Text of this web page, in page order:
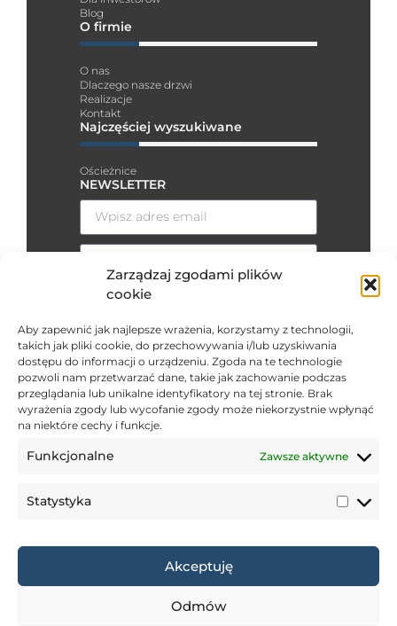
Zarządzaj zgodami plików
cookie
Aby zapewnić jak najlepsze wrażenia, korzystamy z technologii,
takich jak pliki cookie, do przechowywania i/lub uzyskiwania
dostępu do informacji o urządzeniu. Zgoda na te technologie
pozwoli nam przetwarzać dane, takie jak zachowanie podczas
przeglądania lub unikalne identyfikatory na tej stronie. Brak
wyrażenia zgody lub wycofanie zgody może niekorzystnie wpłynąć
na niektóre cechy i funkcje.
Funkcjonalne Zawsze aktywne
Statystyka
Akceptuję
Odmów
Blog
O firmie
O nas
Dlaczego nasze drzwi
Realizacje
Kontakt
Najczęściej wyszukiwane
Ościeżnice
NEWSLETTER
Wyrażam zgodę na przesyłanie
komunikacji elektronicznej.
Polityka prywatności
WYŚLIJ
ENTRA 2024 Polityka prywatności
DZIAŁ INWESTYCJI